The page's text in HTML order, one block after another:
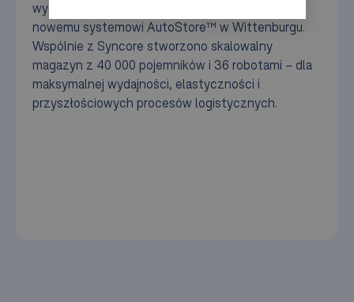
wydajność w zakresie realizacji zamówień dzięki
nowemu systemowi AutoStore™ w Wittenburgu.
Wspólnie z Syncore stworzono skalowalny
magazyn z 40 000 pojemników i 36 robotami – dla
maksymalnej wydajności, elastyczności i
przyszłościowych procesów logistycznych.